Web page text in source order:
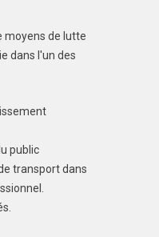
moyens de lutte
dans l'un des
public
transport dans